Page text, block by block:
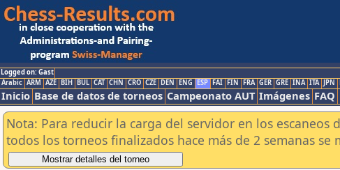
Logged on: Gast
Arabic ARM AZE BIH BUL CAT CHN CRO CZE DEN ENG ESP FAI FIN FRA GER GRE INA ITA JPN
Inicio Base de datos de torneos Campeonato AUT Imágenes FAQ
Nota: Para reducir la carga del servidor en los escaneos
todos los torneos finalizados hace más de 2 semanas